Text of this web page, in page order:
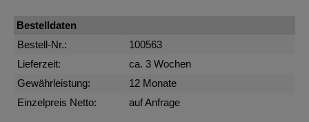
Bestelldaten
Bestell-Nr.:
100563
Lieferzeit:
ca. 3 Wochen
Gewährleistung:
12 Monate
Einzelpreis Netto:
auf Anfrage